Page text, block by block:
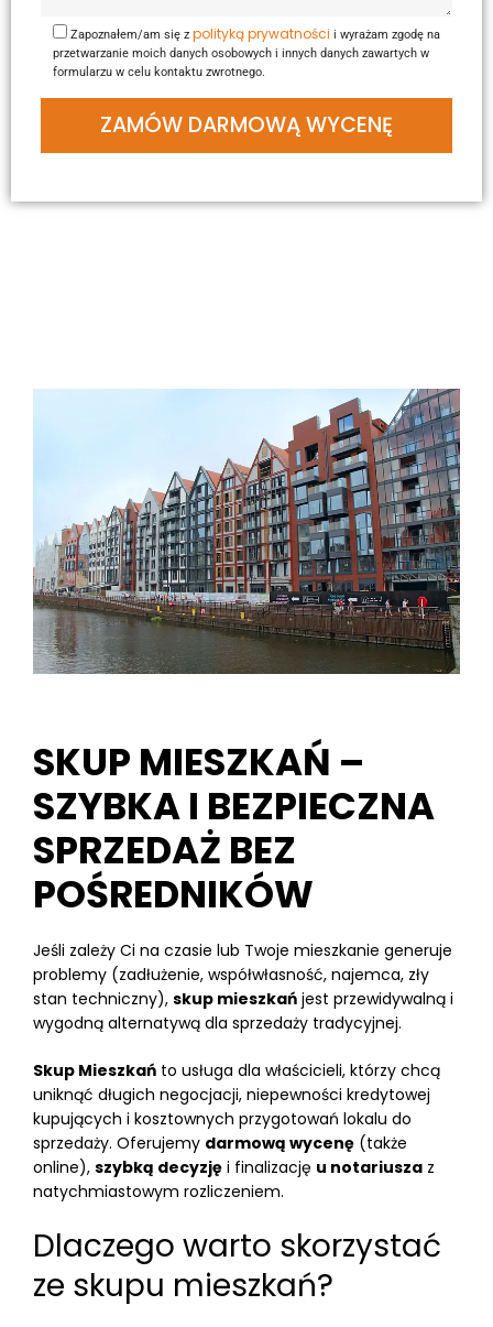
Zapoznałem/am się z polityką prywatności i wyrażam zgodę na
przetwarzanie moich danych osobowych i innych danych zawartych w
formularzu w celu kontaktu zwrotnego.
SKUP MIESZKAŃ –
SZYBKA I BEZPIECZNA
SPRZEDAŻ BEZ
POŚREDNIKÓW
Jeśli zależy Ci na czasie lub Twoje mieszkanie generuje
problemy (zadłużenie, współwłasność, najemca, zły
stan techniczny), skup mieszkań jest przewidywalną i
wygodną alternatywą dla sprzedaży tradycyjnej.
Skup Mieszkań to usługa dla właścicieli, którzy chcą
uniknąć długich negocjacji, niepewności kredytowej
kupujących i kosztownych przygotowań lokalu do
sprzedaży. Oferujemy darmową wycenę (także
online), szybką decyzję i finalizację u notariusza z
natychmiastowym rozliczeniem.
Dlaczego warto skorzystać
ze skupu mieszkań?